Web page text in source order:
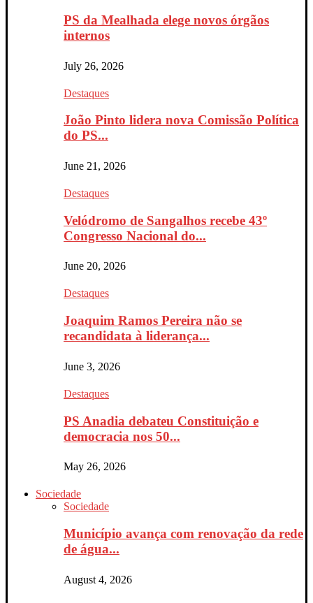
PS da Mealhada elege novos órgãos
internos
July 26, 2026
Destaques
João Pinto lidera nova Comissão Política
do PS...
June 21, 2026
Destaques
Velódromo de Sangalhos recebe 43º
Congresso Nacional do...
June 20, 2026
Destaques
Joaquim Ramos Pereira não se
recandidata à liderança...
June 3, 2026
Destaques
PS Anadia debateu Constituição e
democracia nos 50...
May 26, 2026
Sociedade
Sociedade
Município avança com renovação da rede
de água...
August 4, 2026